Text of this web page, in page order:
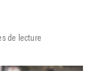
de lecture